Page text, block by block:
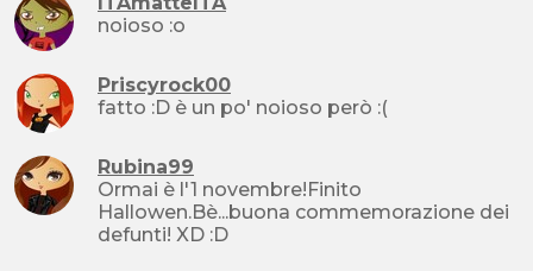
noioso :o
Priscyrock00
fatto :D è un po' noioso però :(
Rubina99
Ormai è l'1 novembre!Finito
Hallowen.Bè...buona commemorazione dei
defunti! XD :D